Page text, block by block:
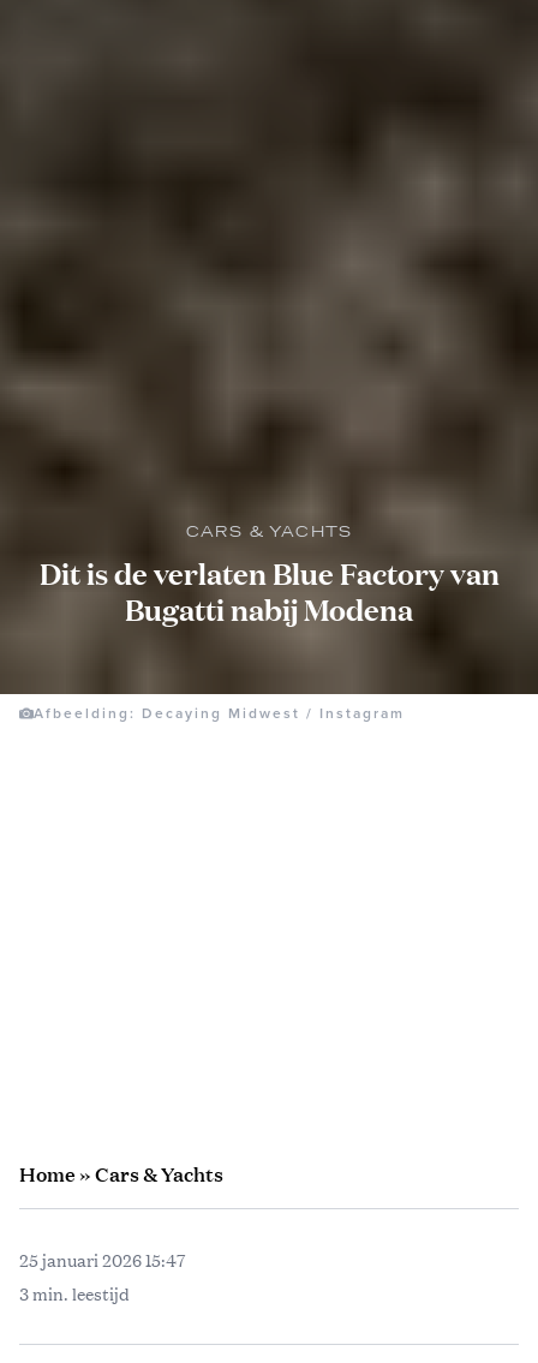
CARS & YACHTS
Dit is de verlaten Blue Factory van
Bugatti nabij Modena
Afbeelding: Decaying Midwest / Instagram
Home»Cars & Yachts
25 januari 2026 15:47
3 min. leestijd